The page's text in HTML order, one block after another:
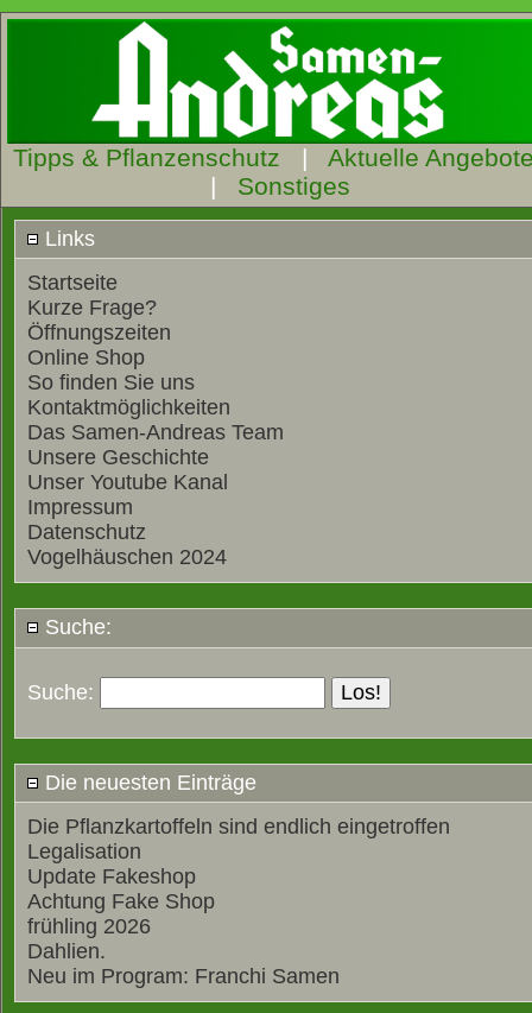
Tipps & Pflanzenschutz | Aktuelle
| Sonstiges
Links
Startseite
Kurze Frage?
Öffnungszeiten
Online Shop
So finden Sie uns
Kontaktmöglichkeiten
Das Samen-Andreas Team
Unsere Geschichte
Unser Youtube Kanal
Impressum
Datenschutz
Vogelhäuschen 2024
Suche:
Suche:
Die neuesten Einträge
Die Pflanzkartoffeln sind endlich eingetroffen
Legalisation
Update Fakeshop
Achtung Fake Shop
frühling 2026
Dahlien.
Neu im Program: Franchi Samen